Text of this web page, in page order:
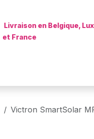
Livraison en Belgique,
et France
Victron SmartSolar